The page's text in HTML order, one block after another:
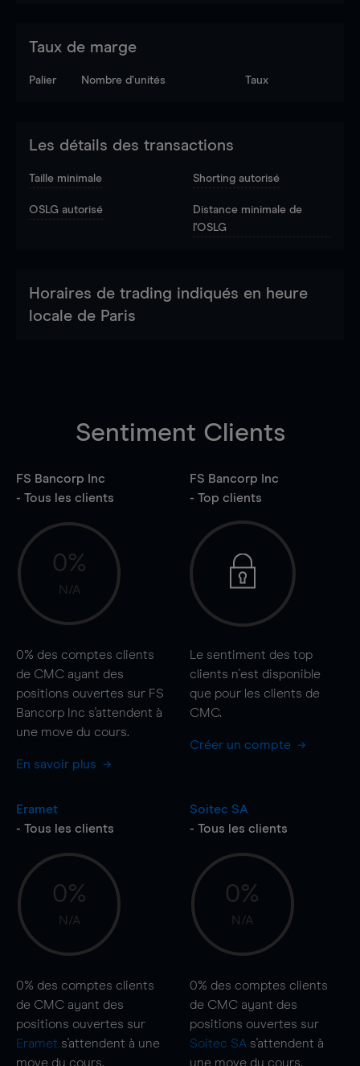
Taux de marge
Palier Nombre d’unités Taux
Les détails des transactions
Taille minimale Shorting autorisé
OSLG autorisé
Distance minimale de
l'OSLG
Horaires de trading indiqués en heure
locale de Paris
Sentiment Clients
FS Bancorp Inc
- Tous les clients
0%
N/A
0% des comptes clients
de CMC ayant des
positions ouvertes sur FS
Bancorp Inc s'attendent à
une move du cours.
En savoir plus
FS Bancorp Inc
- Top clients
Le sentiment des top
clients n'est disponible
que pour les clients de
CMC.
Créer un compte
Eramet
- Tous les clients
0%
N/A
0% des comptes clients
de CMC ayant des
positions ouvertes sur
Eramet s'attendent à une
move du cours.
Soitec SA
- Tous les clients
0%
N/A
0% des comptes clients
de CMC ayant des
positions ouvertes sur
Soitec SA s'attendent à
une move du cours.